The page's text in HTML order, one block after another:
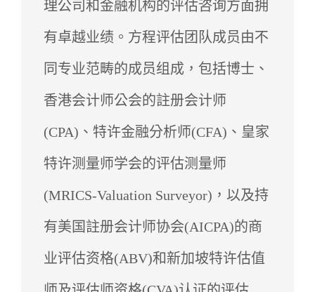
理公司和金融机构的评估咨询方面拥
有卓越业绩。方程评估团队成员由不
同专业范畴的成员组成，包括博士、
香港会计师公会的註册会计师
(CPA)、特许金融分析师(CFA)、皇家
特许测量师学会的评估测量师
(MRICS-Valuation Surveyor)，以及持
有美国註册会计师协会(AICPA)的商
业评估资格(ABV)和新加坡特许估值